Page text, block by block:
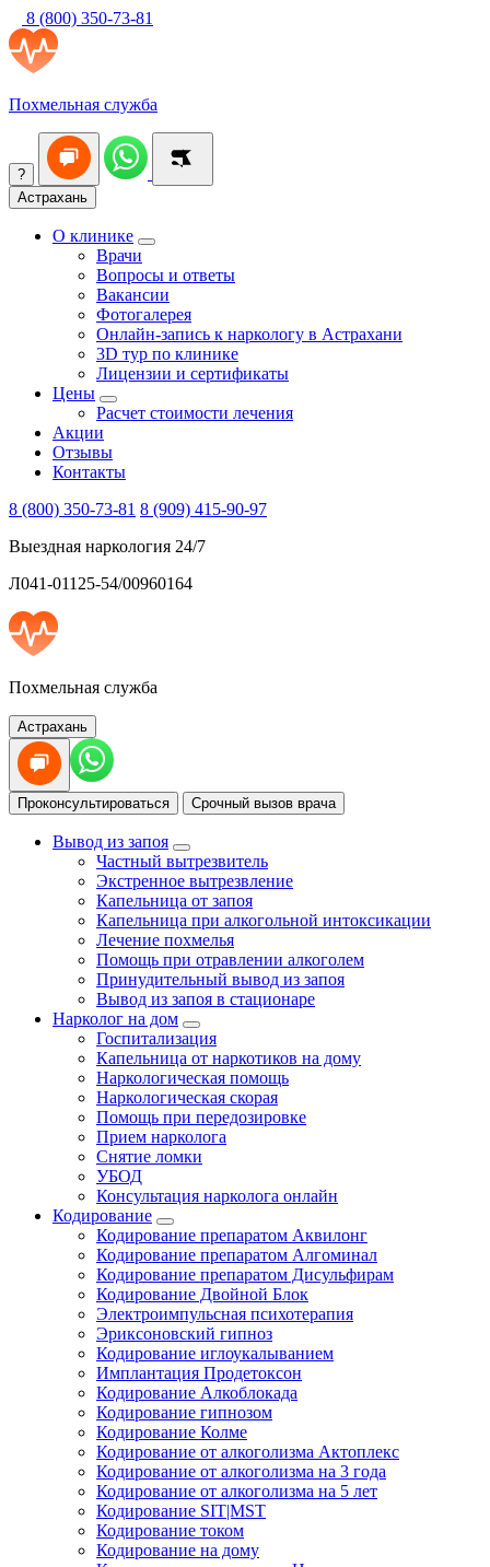
8 (800) 350-73-81
Похмельная служба
?
Астрахань
О клинике
Врачи
Вопросы и ответы
Вакансии
Фотогалерея
Онлайн-запись к наркологу в Астрахани
3D тур по клинике
Лицензии и сертификаты
Цены
Расчет стоимости лечения
Акции
Отзывы
Контакты
8 (800) 350-73-81 8 (909) 415-90-97
Выездная наркология 24/7
Л041-01125-54/00960164
Похмельная служба
Астрахань
Проконсультироваться Срочный вызов врача
Вывод из запоя
Частный вытрезвитель
Экстренное вытрезвление
Капельница от запоя
Капельница при алкогольной интоксикации
Лечение похмелья
Помощь при отравлении алкоголем
Принудительный вывод из запоя
Вывод из запоя в стационаре
Нарколог на дом
Госпитализация
Капельница от наркотиков на дому
Наркологическая помощь
Наркологическая скорая
Помощь при передозировке
Прием нарколога
Снятие ломки
УБОД
Консультация нарколога онлайн
Кодирование
Кодирование препаратом Аквилонг
Кодирование препаратом Алгоминал
Кодирование препаратом Дисульфирам
Кодирование Двойной Блок
Электроимпульсная психотерапия
Эриксоновский гипноз
Кодирование иглоукалыванием
Имплантация Продетоксон
Кодирование Алкоблокада
Кодирование гипнозом
Кодирование Колме
Кодирование от алкоголизма Актоплекс
Кодирование от алкоголизма на 3 года
Кодирование от алкоголизма на 5 лет
Кодирование SIT|MST
Кодирование током
Кодирование на дому